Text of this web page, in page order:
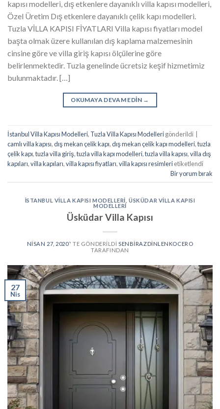
kapısı modelleri, dış etkenlere dayanıklı villa kapısı modelleri,
Özel Üretim Dış etkenlere dayanıklı çelik kapı modelleri.
Tuzla VİLLA KAPISI FİYATLARI Villa kapısı fiyatları model
başta olmak üzere kullanılan dış kaplama malzemesinin
cinsine göre ve villa giriş kapısı ölçülerine göre
belirlenmektedir. Tuzla genelinde ücretsiz keşif hizmetimiz
bulunmaktadır. […]
OKUMAYA DEVAM EDIN →
İstanbul Villa Kapısı Modelleri, Tuzla Villa Kapısı Modellerigönderildi
camlı villa kapısı,dış mekan çelik kapı,dış mekan çelik kapı modelleri,tuzla
çelik kapı,tuzla villa giriş,tuzla villa kapı modelleri,tuzla villa kapısı,villa dış
kapıları,villa kapıları,villa kapısı fiyatları,villa kapısı resimlerietiketlendi
Bir yorum bırak
İSTANBUL VILLA KAPISI MODELLERI ,ÜSKÜDAR VILLA KAPISI
MODELLERI
Üsküdar Villa Kapısı
NISAN 27, 2020’' TE GÖNDERILDI SENBIRAZDINLENKOCERO
TARAFINDAN
27
Nis